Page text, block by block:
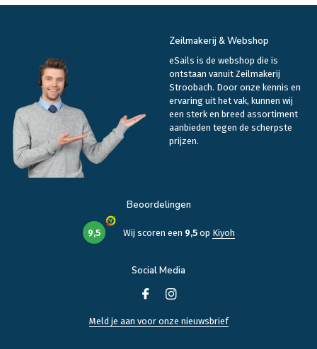
Zeilmakerij & Webshop
eSails is de webshop die is
ontstaan vanuit Zeilmakerij
Stroobach. Door onze kennis en
ervaring uit het vak, kunnen wij
een sterk en breed assortiment
aanbieden tegen de scherpste
prijzen.
Beoordelingen
9,5 Wij scoren een 9,5op Kiyoh
Social Media
Meld je aan voor onze nieuwsbrief